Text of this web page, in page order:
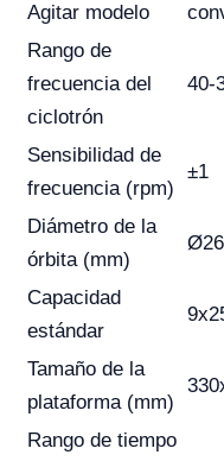
Agitar modelo
Rango de
frecuencia del
ciclotrón
40-
Sensibilidad de
frecuencia (rpm)
±1
Diámetro de la
órbita (mm)
Ø26
Capacidad
estándar
Tamaño de la
plataforma (mm)
Rango de tiempo